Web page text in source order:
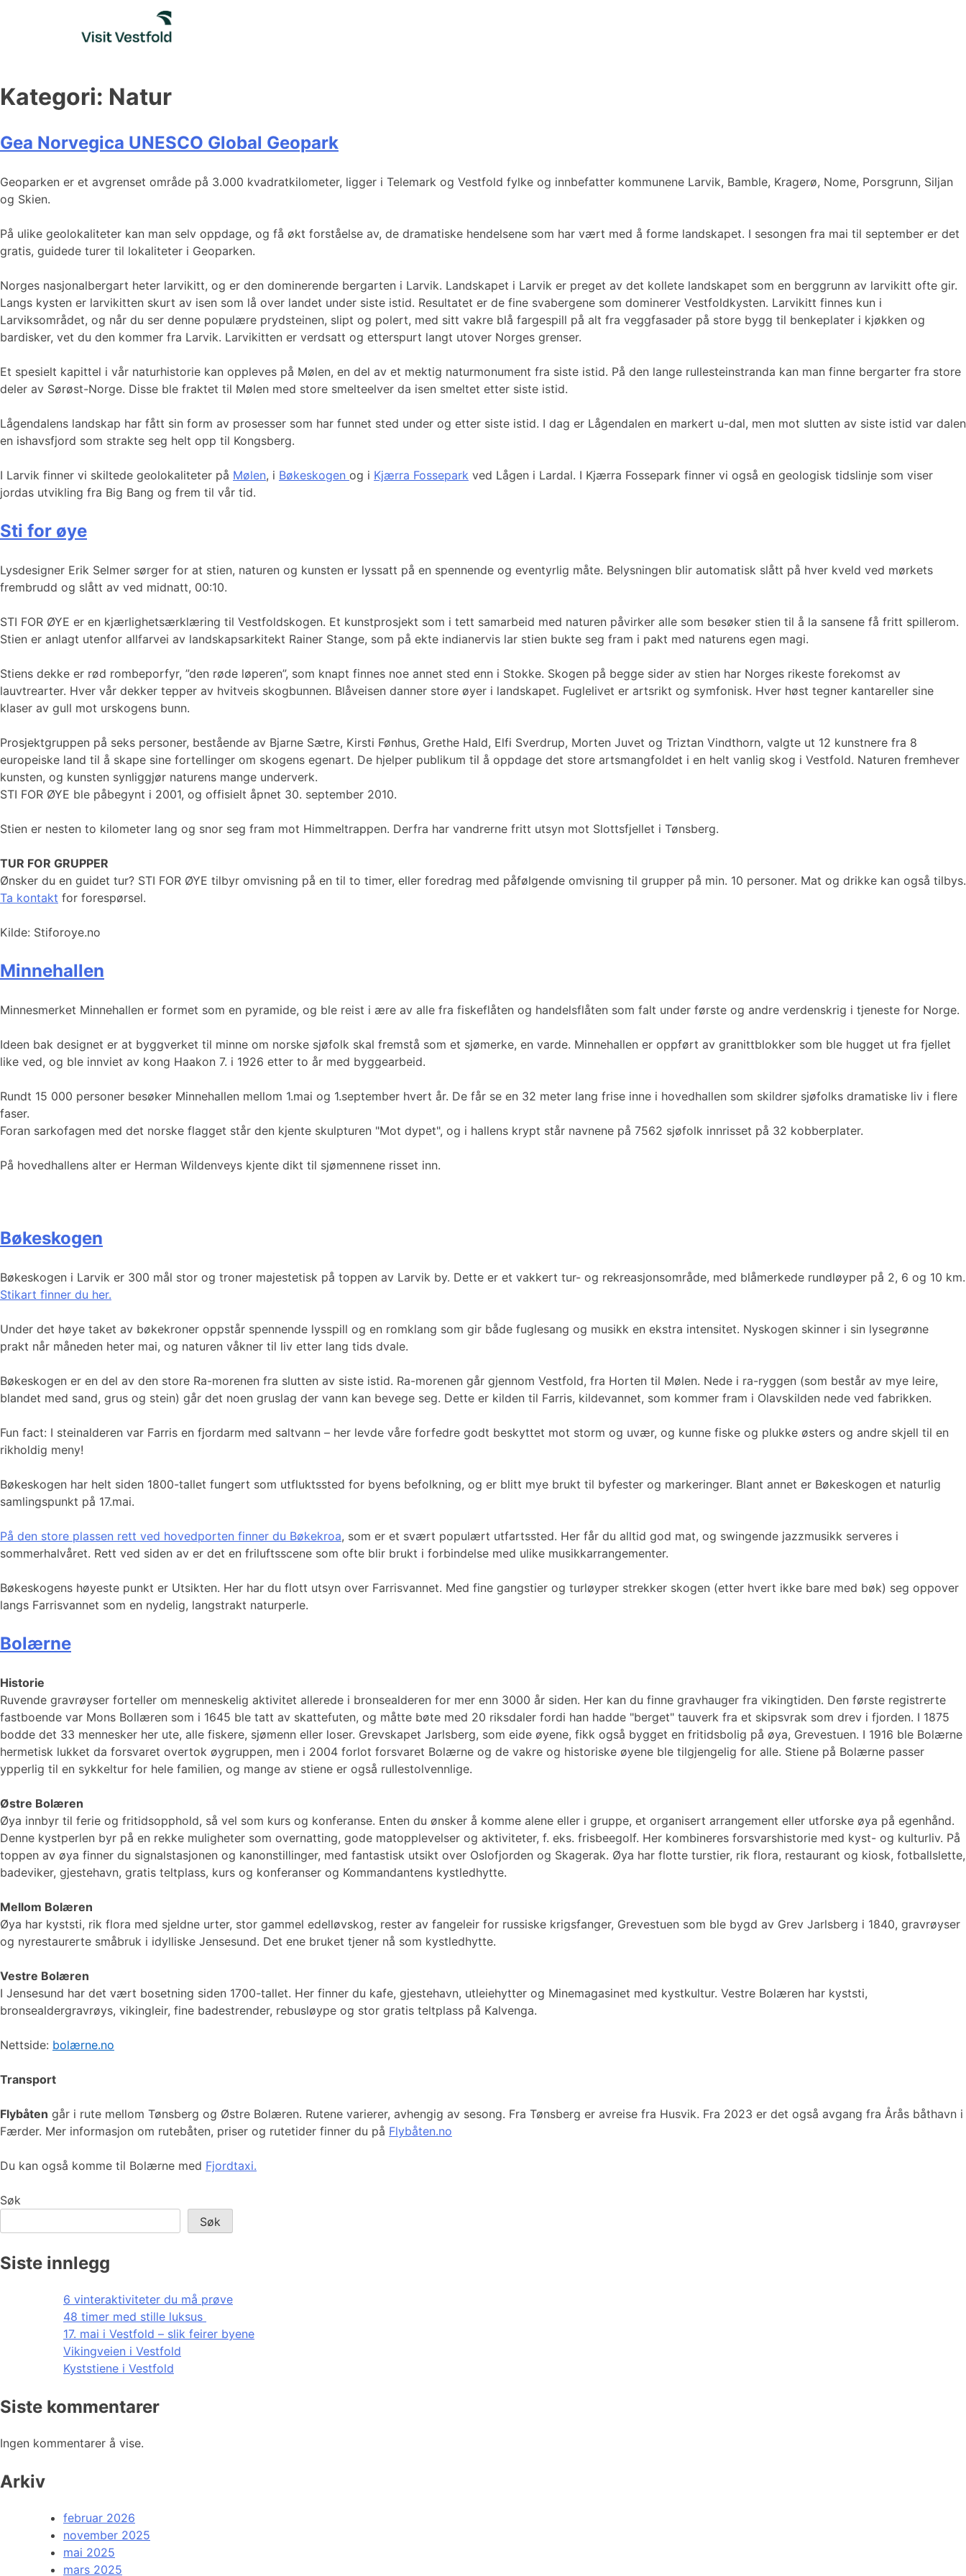
Kategori: Natur
Gea Norvegica UNESCO Global Geopark
Geoparken er et avgrenset område på 3.000 kvadratkilometer, ligger i Telemark og Vestfold fylke og innbefatter kommunene Larvik, Bamble, Kragerø, Nome, Porsgrunn, Siljan
og Skien.
På ulike geolokaliteter kan man selv oppdage, og få økt forståelse av, de dramatiske hendelsene som har vært med å forme landskapet. I sesongen fra mai til september er det
gratis, guidede turer til lokaliteter i Geoparken.
Norges nasjonalbergart heter larvikitt, og er den dominerende bergarten i Larvik. Landskapet i Larvik er preget av det kollete landskapet som en berggrunn av larvikitt ofte gir.
Langs kysten er larvikitten skurt av isen som lå over landet under siste istid. Resultatet er de fine svabergene som dominerer Vestfoldkysten. Larvikitt finnes kun i
Larviksområdet, og når du ser denne populære prydsteinen, slipt og polert, med sitt vakre blå fargespill på alt fra veggfasader på store bygg til benkeplater i kjøkken og
bardisker, vet du den kommer fra Larvik. Larvikitten er verdsatt og etterspurt langt utover Norges grenser.
Et spesielt kapittel i vår naturhistorie kan oppleves på Mølen, en del av et mektig naturmonument fra siste istid. På den lange rullesteinstranda kan man finne bergarter fra store
deler av Sørøst-Norge. Disse ble fraktet til Mølen med store smelteelver da isen smeltet etter siste istid.
Lågendalens landskap har fått sin form av prosesser som har funnet sted under og etter siste istid. I dag er Lågendalen en markert u-dal, men mot slutten av siste istid var dalen
en ishavsfjord som strakte seg helt opp til Kongsberg.
I Larvik finner vi skiltede geolokaliteter på Mølen, i Bøkeskogen og i Kjærra Fossepark ved Lågen i Lardal. I Kjærra Fossepark finner vi også en geologisk tidslinje som viser
jordas utvikling fra Big Bang og frem til vår tid.
Sti for øye
Lysdesigner Erik Selmer sørger for at stien, naturen og kunsten er lyssatt på en spennende og eventyrlig måte. Belysningen blir automatisk slått på hver kveld ved mørkets
frembrudd og slått av ved midnatt, 00:10.
STI FOR ØYE er en kjærlighetsærklæring til Vestfoldskogen. Et kunstprosjekt som i tett samarbeid med naturen påvirker alle som besøker stien til å la sansene få fritt spillerom.
Stien er anlagt utenfor allfarvei av landskapsarkitekt Rainer Stange, som på ekte indianervis lar stien bukte seg fram i pakt med naturens egen magi.
Stiens dekke er rød rombeporfyr, ”den røde løperen”, som knapt finnes noe annet sted enn i Stokke. Skogen på begge sider av stien har Norges rikeste forekomst av
lauvtrearter. Hver vår dekker tepper av hvitveis skogbunnen. Blåveisen danner store øyer i landskapet. Fuglelivet er artsrikt og symfonisk. Hver høst tegner kantareller sine
klaser av gull mot urskogens bunn.
Prosjektgruppen på seks personer, bestående av Bjarne Sætre, Kirsti Fønhus, Grethe Hald, Elfi Sverdrup, Morten Juvet og Triztan Vindthorn, valgte ut 12 kunstnere fra 8
europeiske land til å skape sine fortellinger om skogens egenart. De hjelper publikum til å oppdage det store artsmangfoldet i en helt vanlig skog i Vestfold. Naturen fremhever
kunsten, og kunsten synliggjør naturens mange underverk.
STI FOR ØYE ble påbegynt i 2001, og offisielt åpnet 30. september 2010.
Stien er nesten to kilometer lang og snor seg fram mot Himmeltrappen. Derfra har vandrerne fritt utsyn mot Slottsfjellet i Tønsberg.
TUR FOR GRUPPER
Ønsker du en guidet tur? STI FOR ØYE tilbyr omvisning på en til to timer, eller foredrag med påfølgende omvisning til grupper på min. 10 personer. Mat og drikke kan også tilbys.
Ta kontakt for forespørsel.
Kilde: Stiforoye.no
Minnehallen
Minnesmerket Minnehallen er formet som en pyramide, og ble reist i ære av alle fra fiskeflåten og handelsflåten som falt under første og andre verdenskrig i tjeneste for Norge.
Ideen bak designet er at byggverket til minne om norske sjøfolk skal fremstå som et sjømerke, en varde. Minnehallen er oppført av granittblokker som ble hugget ut fra fjellet
like ved, og ble innviet av kong Haakon 7. i 1926 etter to år med byggearbeid.
Rundt 15 000 personer besøker Minnehallen mellom 1.mai og 1.september hvert år. De får se en 32 meter lang frise inne i hovedhallen som skildrer sjøfolks dramatiske liv i flere
faser.
Foran sarkofagen med det norske flagget står den kjente skulpturen "Mot dypet", og i hallens krypt står navnene på 7562 sjøfolk innrisset på 32 kobberplater.
På hovedhallens alter er Herman Wildenveys kjente dikt til sjømennene risset inn.
Bøkeskogen
Bøkeskogen i Larvik er 300 mål stor og troner majestetisk på toppen av Larvik by. Dette er et vakkert tur- og rekreasjonsområde, med blåmerkede rundløyper på 2, 6 og 10 km.
Stikart finner du her.
Under det høye taket av bøkekroner oppstår spennende lysspill og en romklang som gir både fuglesang og musikk en ekstra intensitet. Nyskogen skinner i sin lysegrønne
prakt når måneden heter mai, og naturen våkner til liv etter lang tids dvale.
Bøkeskogen er en del av den store Ra-morenen fra slutten av siste istid. Ra-morenen går gjennom Vestfold, fra Horten til Mølen. Nede i ra-ryggen (som består av mye leire,
blandet med sand, grus og stein) går det noen gruslag der vann kan bevege seg. Dette er kilden til Farris, kildevannet, som kommer fram i Olavskilden nede ved fabrikken.
Fun fact: I steinalderen var Farris en fjordarm med saltvann – her levde våre forfedre godt beskyttet mot storm og uvær, og kunne fiske og plukke østers og andre skjell til en
rikholdig meny!
Bøkeskogen har helt siden 1800-tallet fungert som utfluktssted for byens befolkning, og er blitt mye brukt til byfester og markeringer. Blant annet er Bøkeskogen et naturlig
samlingspunkt på 17.mai.
På den store plassen rett ved hovedporten finner du Bøkekroa, som er et svært populært utfartssted. Her får du alltid god mat, og swingende jazzmusikk serveres i
sommerhalvåret. Rett ved siden av er det en friluftsscene som ofte blir brukt i forbindelse med ulike musikkarrangementer.
Bøkeskogens høyeste punkt er Utsikten. Her har du flott utsyn over Farrisvannet. Med fine gangstier og turløyper strekker skogen (etter hvert ikke bare med bøk) seg oppover
langs Farrisvannet som en nydelig, langstrakt naturperle.
Bolærne
Historie
Ruvende gravrøyser forteller om menneskelig aktivitet allerede i bronsealderen for mer enn 3000 år siden. Her kan du finne gravhauger fra vikingtiden. Den første registrerte
fastboende var Mons Bollæren som i 1645 ble tatt av skattefuten, og måtte bøte med 20 riksdaler fordi han hadde "berget" tauverk fra et skipsvrak som drev i fjorden. I 1875
bodde det 33 mennesker her ute, alle fiskere, sjømenn eller loser. Grevskapet Jarlsberg, som eide øyene, fikk også bygget en fritidsbolig på øya, Grevestuen. I 1916 ble Bolærne
hermetisk lukket da forsvaret overtok øygruppen, men i 2004 forlot forsvaret Bolærne og de vakre og historiske øyene ble tilgjengelig for alle. Stiene på Bolærne passer
ypperlig til en sykkeltur for hele familien, og mange av stiene er også rullestolvennlige.
Østre Bolæren
Øya innbyr til ferie og fritidsopphold, så vel som kurs og konferanse. Enten du ønsker å komme alene eller i gruppe, et organisert arrangement eller utforske øya på egenhånd.
Denne kystperlen byr på en rekke muligheter som overnatting, gode matopplevelser og aktiviteter, f. eks. frisbeegolf. Her kombineres forsvarshistorie med kyst- og kulturliv. På
toppen av øya finner du signalstasjonen og kanonstillinger, med fantastisk utsikt over Oslofjorden og Skagerak. Øya har flotte turstier, rik flora, restaurant og kiosk, fotballslette,
badeviker, gjestehavn, gratis teltplass, kurs og konferanser og Kommandantens kystledhytte.
Mellom Bolæren
Øya har kyststi, rik flora med sjeldne urter, stor gammel edelløvskog, rester av fangeleir for russiske krigsfanger, Grevestuen som ble bygd av Grev Jarlsberg i 1840, gravrøyser
og nyrestaurerte småbruk i idylliske Jensesund. Det ene bruket tjener nå som kystledhytte.
Vestre Bolæren
I Jensesund har det vært bosetning siden 1700-tallet. Her finner du kafe, gjestehavn, utleiehytter og Minemagasinet med kystkultur. Vestre Bolæren har kyststi,
bronsealdergravrøys, vikingleir, fine badestrender, rebusløype og stor gratis teltplass på Kalvenga.
Nettside: bolærne.no
Transport
Flybåten går i rute mellom Tønsberg og Østre Bolæren. Rutene varierer, avhengig av sesong. Fra Tønsberg er avreise fra Husvik. Fra 2023 er det også avgang fra Årås båthavn i
Færder. Mer informasjon om rutebåten, priser og rutetider finner du på Flybåten.no
Du kan også komme til Bolærne med Fjordtaxi.
Søk
Søk
Siste innlegg
6 vinteraktiviteter du må prøve
48 timer med stille luksus
17. mai i Vestfold – slik feirer byene
Vikingveien i Vestfold
Kyststiene i Vestfold
Siste kommentarer
Ingen kommentarer å vise.
Arkiv
februar 2026
november 2025
mai 2025
mars 2025